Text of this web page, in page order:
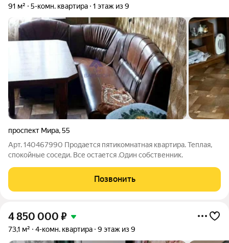
91 м² 5-комн. квартира 1 этаж из 9
проспект Мира,55
Арт. 140467990 Продается пятикомнатная квартира. Теплая,
спокойные соседи. Все остается .Один собственник.
Позвонить
4 850 000 ₽
73,1 м² 4-комн. квартира 9 этаж из 9